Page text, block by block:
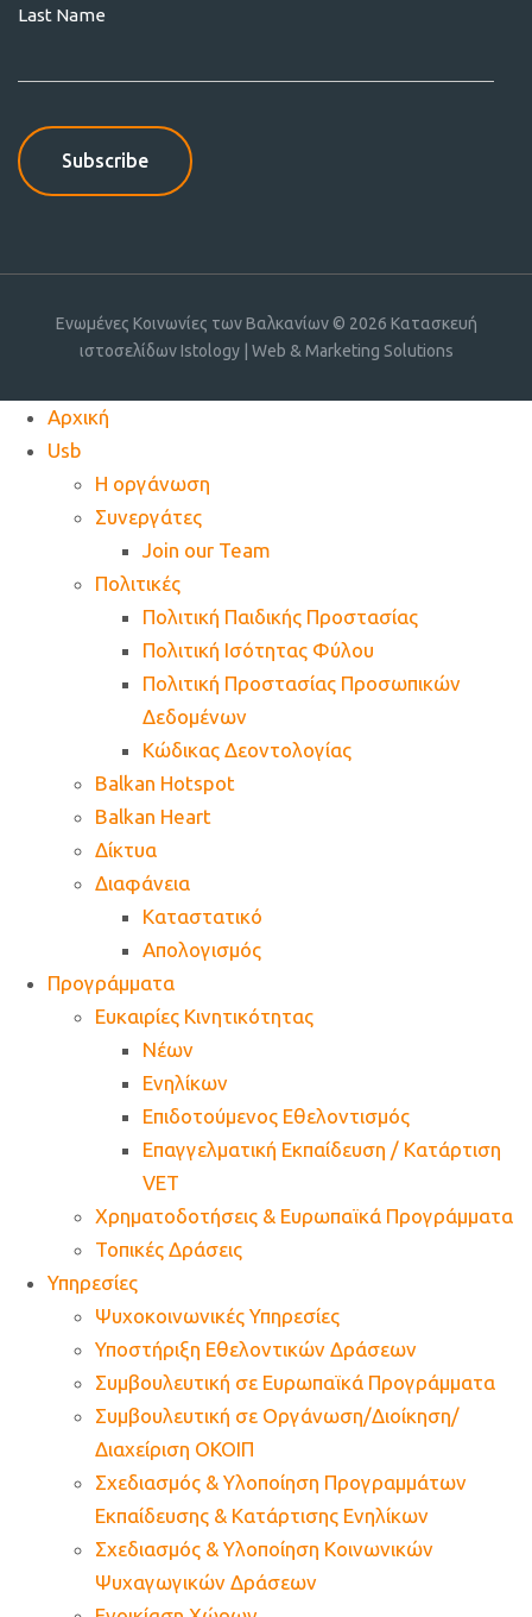
Last Name
Ενωμένες Κοινωνίες των Βαλκανίων © 2026 Κατασκευή
ιστοσελίδων Istology | Web & Marketing Solutions
Αρχική
Usb
Η οργάνωση
Συνεργάτες
Join our Team
Πολιτικές
Πολιτική Παιδικής Προστασίας
Πολιτική Ισότητας Φύλου
Πολιτική Προστασίας Προσωπικών
Δεδομένων
Κώδικας Δεοντολογίας
Balkan Hotspot
Balkan Heart
Δίκτυα
Διαφάνεια
Καταστατικό
Απολογισμός
Προγράμματα
Ευκαιρίες Κινητικότητας
Νέων
Ενηλίκων
Επιδοτούμενος Εθελοντισμός
Επαγγελματική Εκπαίδευση / Κατάρτιση
VET
Χρηματοδοτήσεις & Ευρωπαϊκά Προγράμματα
Τοπικές Δράσεις
Υπηρεσίες
Ψυχοκοινωνικές Υπηρεσίες
Υποστήριξη Εθελοντικών Δράσεων
Συμβουλευτική σε Ευρωπαϊκά Προγράμματα
Συμβουλευτική σε Οργάνωση/Διοίκηση/
Διαχείριση ΟΚΟΙΠ
Σχεδιασμός & Υλοποίηση Προγραμμάτων
Εκπαίδευσης & Κατάρτισης Ενηλίκων
Σχεδιασμός & Υλοποίηση Κοινωνικών
Ψυχαγωγικών Δράσεων